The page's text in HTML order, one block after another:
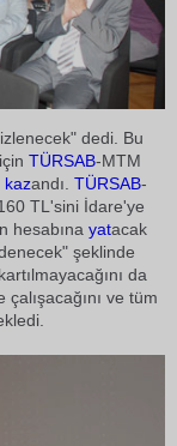
dedi. Bu
TÜRSAB-MTM
kazandı. TÜRSAB-
TL'sini İdare'ye
hesabına yatacak
şeklinde
da
ve tüm